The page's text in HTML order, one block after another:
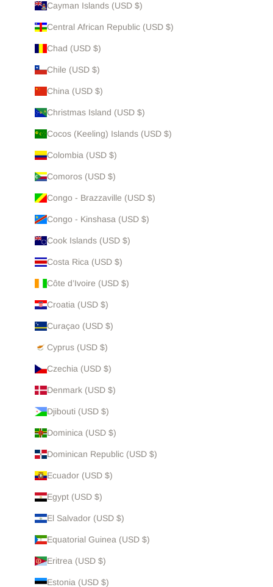
Cayman Islands (USD $)
Central African Republic (USD $)
Chad (USD $)
Chile (USD $)
China (USD $)
Christmas Island (USD $)
Cocos (Keeling) Islands (USD $)
Colombia (USD $)
Comoros (USD $)
Congo - Brazzaville (USD $)
Congo - Kinshasa (USD $)
Cook Islands (USD $)
Costa Rica (USD $)
Côte d’Ivoire (USD $)
Croatia (USD $)
Curaçao (USD $)
Cyprus (USD $)
Czechia (USD $)
Denmark (USD $)
Djibouti (USD $)
Dominica (USD $)
Dominican Republic (USD $)
Ecuador (USD $)
Egypt (USD $)
El Salvador (USD $)
Equatorial Guinea (USD $)
Eritrea (USD $)
Estonia (USD $)